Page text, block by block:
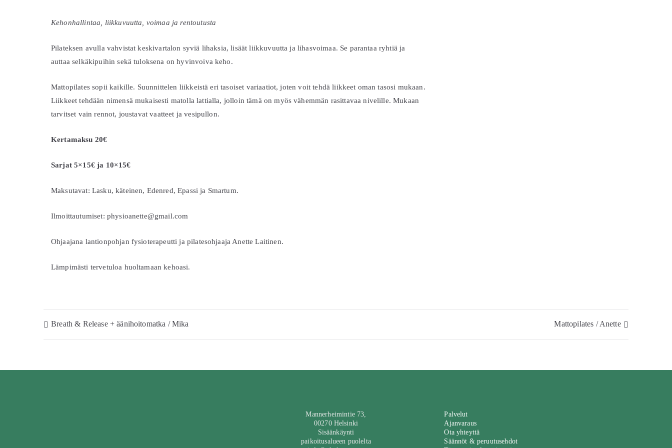
Kehonhallintaa, liikkuvuutta, voimaa ja rentoutusta
Pilateksen avulla vahvistat keskivartalon syviä lihaksia, lisäät liikkuvuutta ja lihasvoimaa. Se parantaa ryhtiä ja
auttaa selkäkipuihin sekä tuloksena on hyvinvoiva keho.
Mattopilates sopii kaikille. Suunnittelen liikkeistä eri tasoiset variaatiot, joten voit tehdä liikkeet oman tasosi mukaan.
Liikkeet tehdään nimensä mukaisesti matolla lattialla, jolloin tämä on myös vähemmän rasittavaa nivelille. Mukaan
tarvitset vain rennot, joustavat vaatteet ja vesipullon.
Kertamaksu 20€
Sarjat 5×15€ ja 10×15€
Maksutavat: Lasku, käteinen, Edenred, Epassi ja Smartum.
Ilmoittautumiset: physioanette@gmail.com
Ohjaajana lantionpohjan fysioterapeutti ja pilatesohjaaja Anette Laitinen.
Lämpimästi tervetuloa huoltamaan kehoasi.
Artikkelien
Breath & Release + äänihoitomatka / Mika Mattopilates / Anette
Mannerheimintie 73,
00270 Helsinki
Sisäänkäynti
paikoitusalueen puolelta
Palvelut
Ajanvaraus
Ota yhteyttä
Säännöt & peruutusehdot